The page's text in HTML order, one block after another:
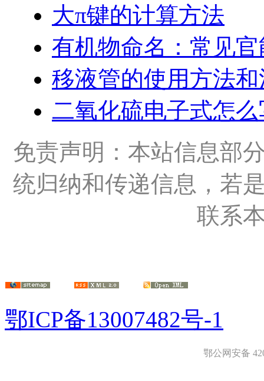
大π键的计算方法
有机物命名：常见
移液管的使用方法
二氧化硫电子式怎
免责声明：本站信息部
统归纳和传递信息，若
联系
鄂ICP备13007482号-1
鄂公网安备